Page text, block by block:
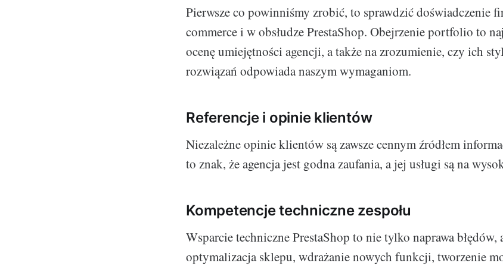
Pierwsze co powinniśmy zrobić, to sprawdzić doświadczenie
commerce i w obsłudze PrestaShop. Obejrzenie portfolio to
ocenę umiejętności agencji, a także na zrozumienie, czy ich
rozwiązań odpowiada naszym wymaganiom.
Referencje i opinie klientów
Niezależne opinie klientów są zawsze cennym źródłem
to znak, że agencja jest godna zaufania, a jej usługi są na
Kompetencje techniczne zespołu
Wsparcie techniczne PrestaShop to nie tylko naprawa błędów,
optymalizacja sklepu, wdrażanie nowych funkcji, tworzenie